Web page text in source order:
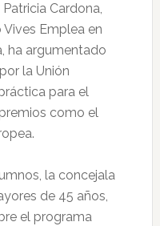
Cardona,
Emplea en
ha argumentado
la Unión
para el
como el
la concejala
de 45 años,
el programa